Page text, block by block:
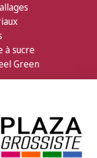
à sucre
Green
sommes nous ?
Contactez nous
& logistique